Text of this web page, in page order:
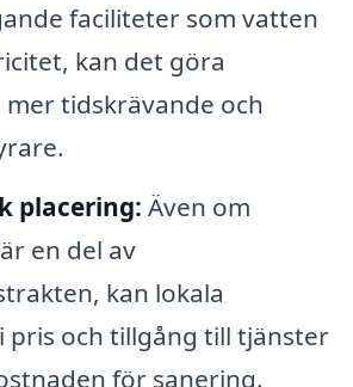
faciliteter som vatten
kan det göra
mer tidskrävande och
placering: Även om
en del av
kan lokala
pris och tillgång till tjänster
för sanering.